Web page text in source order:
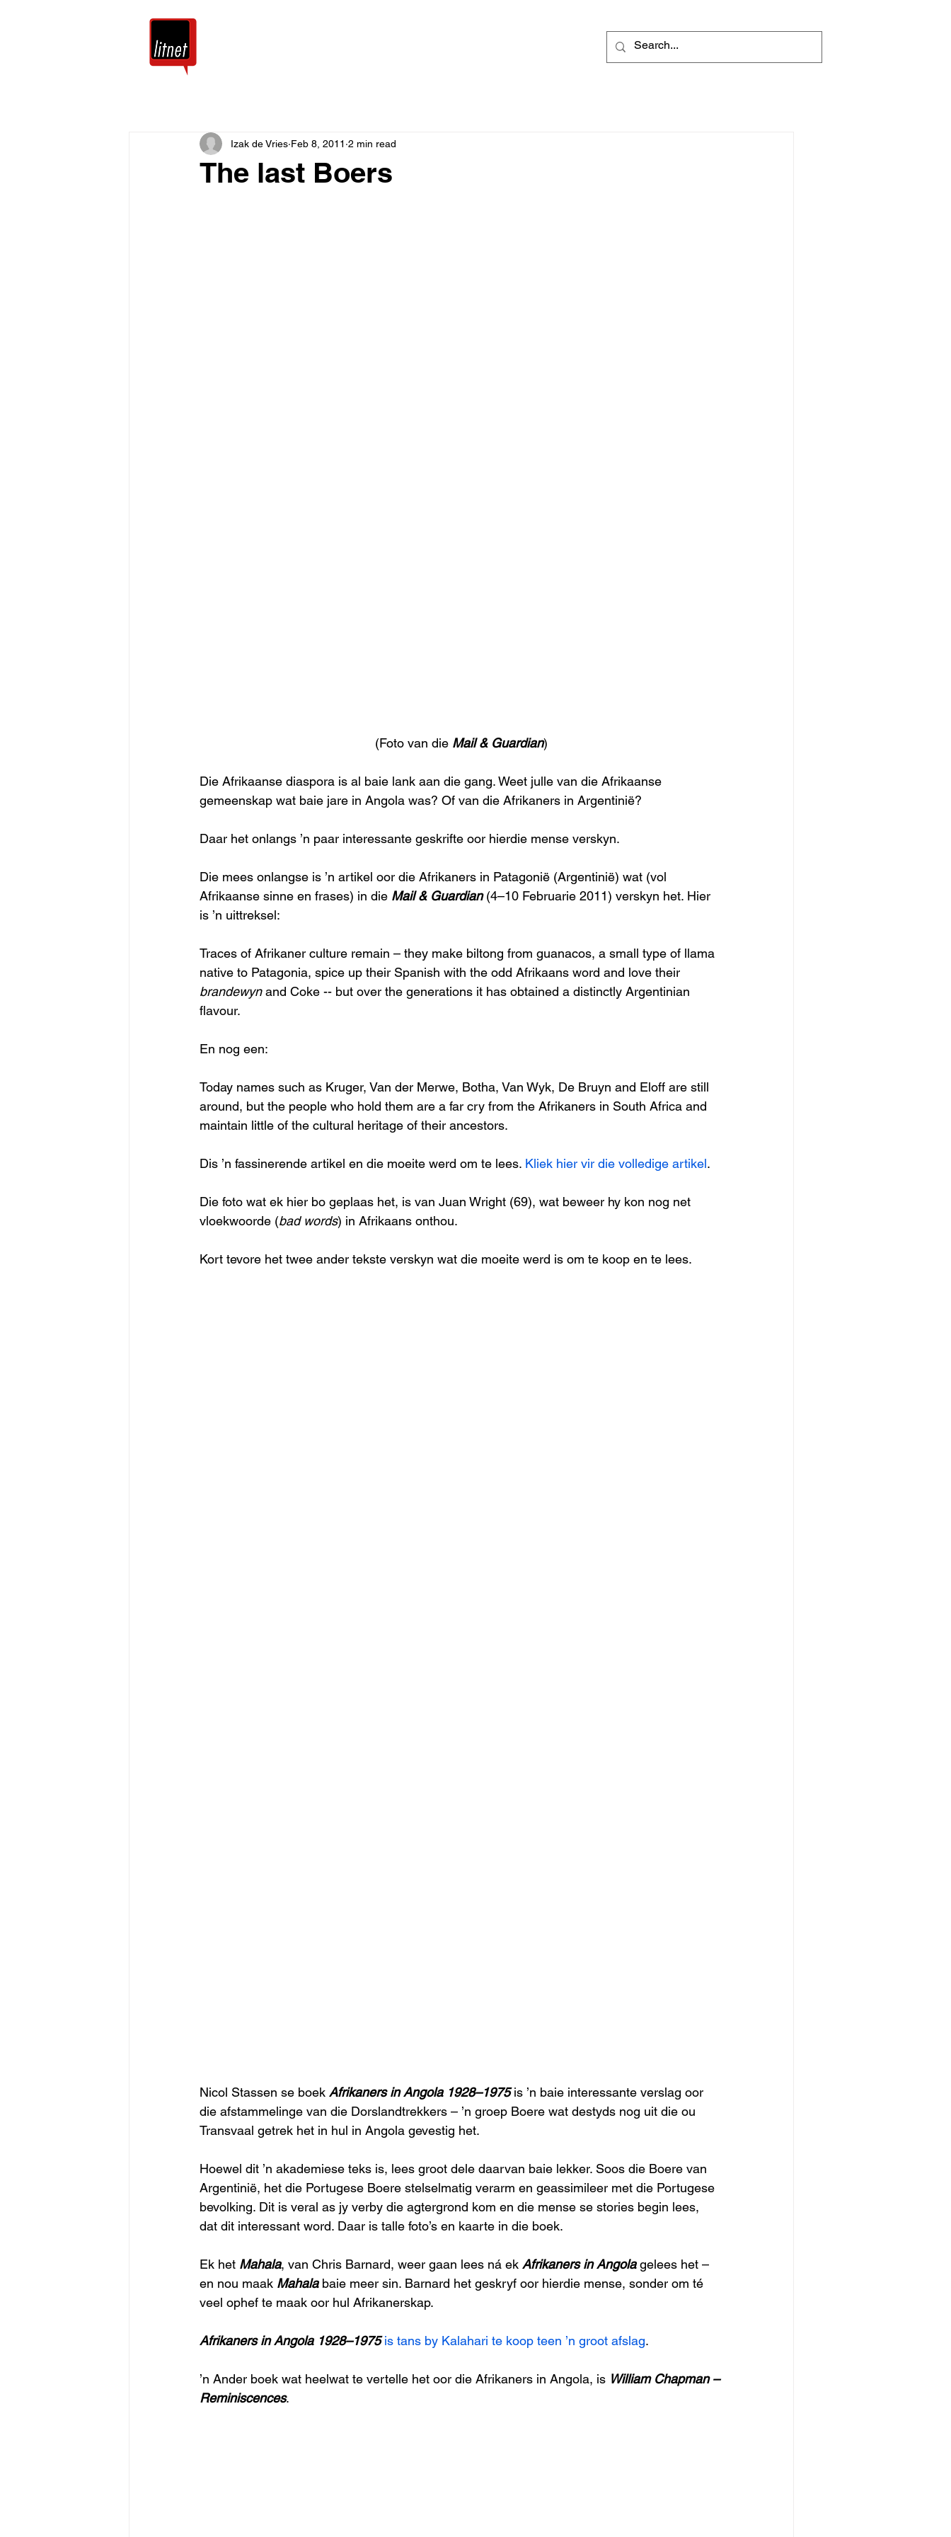
The last Boers
Izak de Vries Feb 8, 2011 2 min read
(Foto van die Mail & Guardian)
Die Afrikaanse diaspora is al baie lank aan die gang. Weet julle van die Afrikaanse
gemeenskap wat baie jare in Angola was? Of van die Afrikaners in Argentinië?
Daar het onlangs ’n paar interessante geskrifte oor hierdie mense verskyn.
Die mees onlangse is ’n artikel oor die Afrikaners in Patagonië (Argentinië) wat (vol
Afrikaanse sinne en frases) in die Mail & Guardian (4–10 Februarie 2011) verskyn het. Hier
is ’n uittreksel:
Traces of Afrikaner culture remain – they make biltong from guanacos, a small type of llama
native to Patagonia, spice up their Spanish with the odd Afrikaans word and love their
brandewyn and Coke -- but over the generations it has obtained a distinctly Argentinian
flavour.
En nog een:
Today names such as Kruger, Van der Merwe, Botha, Van Wyk, De Bruyn and Eloff are still
around, but the people who hold them are a far cry from the Afrikaners in South Africa and
maintain little of the cultural heritage of their ancestors.
Dis ’n fassinerende artikel en die moeite werd om te lees. Kliek hier vir die volledige artikel.
Die foto wat ek hier bo geplaas het, is van Juan Wright (69), wat beweer hy kon nog net
vloekwoorde (bad words) in Afrikaans onthou.
Kort tevore het twee ander tekste verskyn wat die moeite werd is om te koop en te lees.
Nicol Stassen se boek Afrikaners in Angola 1928–1975 is ’n baie interessante verslag oor
die afstammelinge van die Dorslandtrekkers – ’n groep Boere wat destyds nog uit die ou
Transvaal getrek het in hul in Angola gevestig het.
Hoewel dit ’n akademiese teks is, lees groot dele daarvan baie lekker. Soos die Boere van
Argentinië, het die Portugese Boere stelselmatig verarm en geassimileer met die Portugese
bevolking. Dit is veral as jy verby die agtergrond kom en die mense se stories begin lees,
dat dit interessant word. Daar is talle foto’s en kaarte in die boek.
Ek het Mahala, van Chris Barnard, weer gaan lees ná ek Afrikaners in Angola gelees het –
en nou maak Mahala baie meer sin. Barnard het geskryf oor hierdie mense, sonder om té
veel ophef te maak oor hul Afrikanerskap.
Afrikaners in Angola 1928–1975 is tans by Kalahari te koop teen ’n groot afslag.
’n Ander boek wat heelwat te vertelle het oor die Afrikaners in Angola, is William Chapman –
Reminiscences.